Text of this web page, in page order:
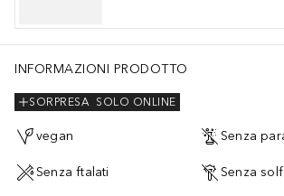
INFORMAZIONI PRODOTTO
SOLO ONLINE
SORPRESA
vegan Senza
Senza ftalati Senza